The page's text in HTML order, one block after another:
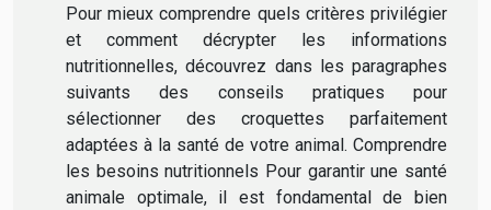
Pour mieux comprendre quels critères privilégier
et comment décrypter les informations
nutritionnelles, découvrez dans les paragraphes
suivants des conseils pratiques pour
sélectionner des croquettes parfaitement
adaptées à la santé de votre animal. Comprendre
les besoins nutritionnels Pour garantir une santé
animale optimale, il est fondamental de bien